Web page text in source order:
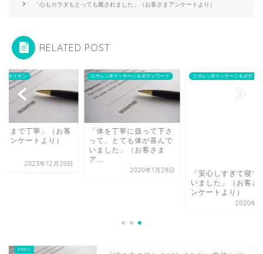
「心もカラダもとっても癒されました」（お客さまアンケートより）
RELATED POST
イネイザン
々まで丁寧」（お客
アンケートより）
2023年12月20日
エサレン®マッサージ＆ボディワーク
「体を丁寧に扱って下さ
って、とても体が喜んで
いました」（お客さま
ア...
2020年1月28日
エサレン®マッサージ＆ボディワ
「安心しすぎて寝て
いました」（お客さ
ンケートより）
2020年7